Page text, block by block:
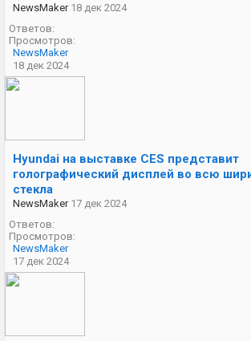
NewsMaker 18 дек 2024
Ответов:
Просмотров:
NewsMaker
18 дек 2024
Hyundai на выставке CES представит
голографический дисплей во всю
стекла
NewsMaker 17 дек 2024
Ответов:
Просмотров:
NewsMaker
17 дек 2024